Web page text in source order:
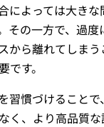
によっては大きな
その一方で、過度
から離れてしま
です。
習慣づけること
く、より高品質